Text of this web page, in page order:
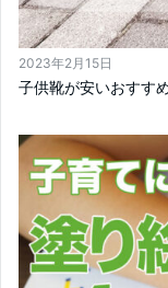
2023年2月15日
子供靴が安いおすす